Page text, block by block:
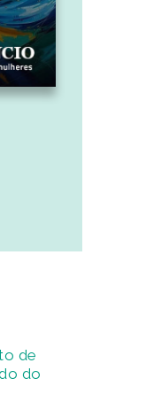
de
do